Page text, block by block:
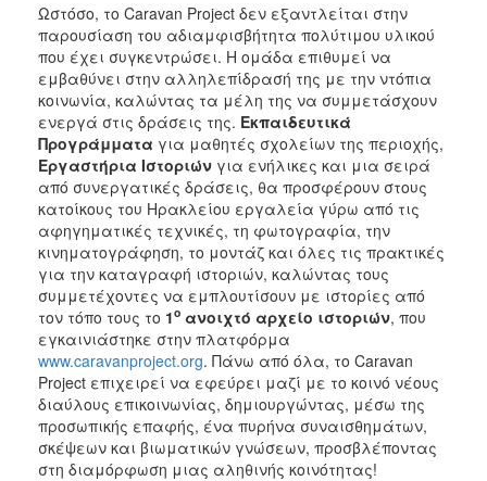
Ωστόσο, το Caravan Project δεν εξαντλείται στην
παρουσίαση του αδιαμφισβήτητα πολύτιμου υλικού
που έχει συγκεντρώσει. Η ομάδα επιθυμεί να
εμβαθύνει στην αλληλεπίδρασή της με την ντόπια
κοινωνία, καλώντας τα μέλη της να συμμετάσχουν
ενεργά στις δράσεις της. Εκπαιδευτικά
Προγράμματα για μαθητές σχολείων της περιοχής,
Εργαστήρια Ιστοριών για ενήλικες και μια σειρά
από συνεργατικές δράσεις, θα προσφέρουν στους
κατοίκους του Ηρακλείου εργαλεία γύρω από τις
αφηγηματικές τεχνικές, τη φωτογραφία, την
κινηματογράφηση, το μοντάζ και όλες τις πρακτικές
για την καταγραφή ιστοριών, καλώντας τους
συμμετέχοντες να εμπλουτίσουν με ιστορίες από
τον τόπο τους το 1ο ανοιχτό αρχείο ιστοριών, που
εγκαινιάστηκε στην πλατφόρμα
www.caravanproject.org. Πάνω από όλα, το Caravan
Project επιχειρεί να εφεύρει μαζί με το κοινό νέους
διαύλους επικοινωνίας, δημιουργώντας, μέσω της
προσωπικής επαφής, ένα πυρήνα συναισθημάτων,
σκέψεων και βιωματικών γνώσεων, προσβλέποντας
στη διαμόρφωση μιας αληθινής κοινότητας!